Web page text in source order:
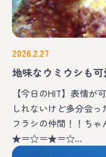
2026.2.27
地味なウミウシも
【今日のHIT】表情が
しれないけど多分会
フラシの仲間！！ち
★＝☆＝★＝☆…